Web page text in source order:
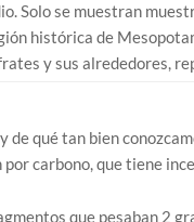
Solo se muestran
histórica de
y sus alrededores,
qué tan bien
carbono, que tiene
que pesaban 2